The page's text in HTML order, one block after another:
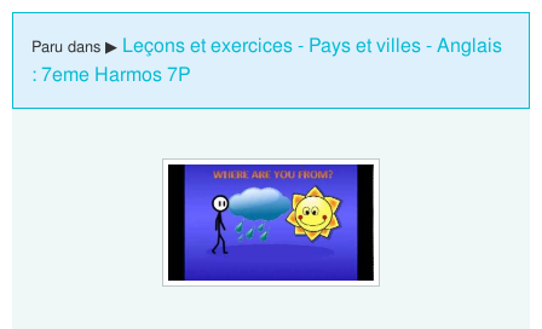
Paru dans ▶ Leçons et exercices - Pays et villes - Anglais
: 7eme Harmos 7P